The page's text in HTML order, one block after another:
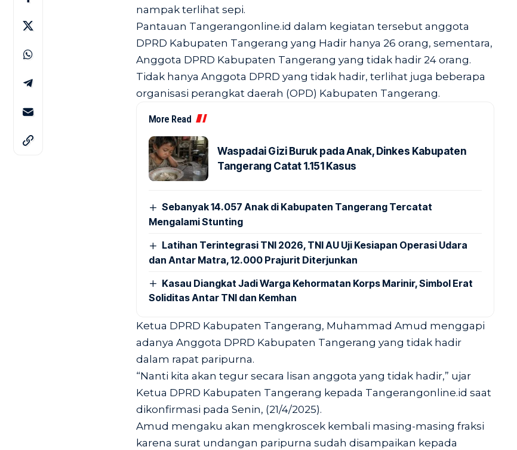
nampak terlihat sepi.
Pantauan Tangerangonline.id dalam kegiatan tersebut anggota
DPRD Kabupaten Tangerang yang Hadir hanya 26 orang, sementara,
Anggota DPRD Kabupaten Tangerang yang tidak hadir 24 orang.
Tidak hanya Anggota DPRD yang tidak hadir, terlihat juga beberapa
organisasi perangkat daerah (OPD) Kabupaten Tangerang.
More Read
Waspadai Gizi Buruk pada Anak, Dinkes Kabupaten
Tangerang Catat 1.151 Kasus
Sebanyak 14.057 Anak di Kabupaten Tangerang Tercatat
Mengalami Stunting
Latihan Terintegrasi TNI 2026, TNI AU Uji Kesiapan Operasi Udara
dan Antar Matra, 12.000 Prajurit Diterjunkan
Kasau Diangkat Jadi Warga Kehormatan Korps Marinir, Simbol Erat
Soliditas Antar TNI dan Kemhan
Ketua DPRD Kabupaten Tangerang, Muhammad Amud menggapi
adanya Anggota DPRD Kabupaten Tangerang yang tidak hadir
dalam rapat paripurna.
“Nanti kita akan tegur secara lisan anggota yang tidak hadir,” ujar
Ketua DPRD Kabupaten Tangerang kepada Tangerangonline.id saat
dikonfirmasi pada Senin, (21/4/2025).
Amud mengaku akan mengkroscek kembali masing-masing fraksi
karena surat undangan paripurna sudah disampaikan kepada